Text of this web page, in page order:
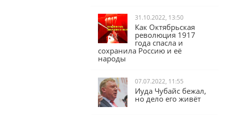
31.10.2022, 13:50
Как Октябрьская
революция 1917
года спасла и
сохранила Россию и её
народы
07.07.2022, 11:55
Иуда Чубайс бежал,
но дело его живёт